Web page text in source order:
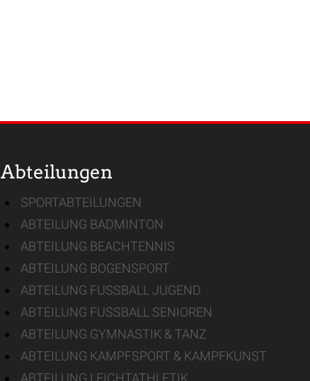
Abteilungen
SPORTABTEILUNGEN
ABTEILUNG BADMINTON
ABTEILUNG BEACHTENNIS
ABTEILUNG BOGENSPORT
ABTEILUNG FUSSBALL JUGEND
ABTEILUNG FUSSBALL SENIOREN
ABTEILUNG GYMNASTIK & TANZ
ABTEILUNG KAMPFSPORT & KAMPFKUNST
ABTEILUNG LEICHTATHLETIK